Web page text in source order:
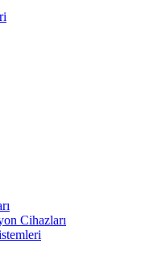
Cihazları